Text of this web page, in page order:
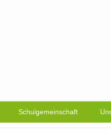
Schulgemeinschaft